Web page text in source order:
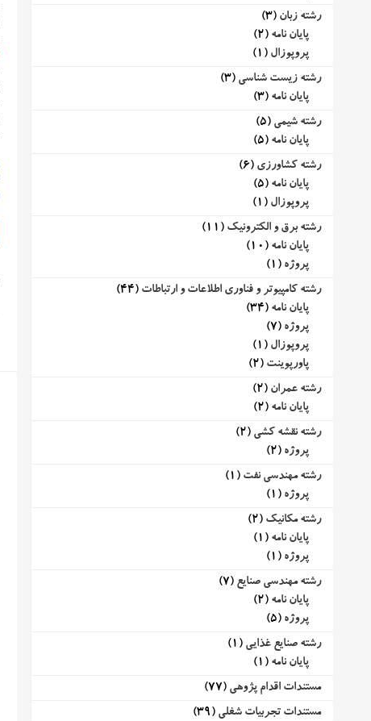
رشته زبان (3)
پایان نامه (2)
پروپوزال (1)
رشته زیست شناسی (3)
پایان نامه (3)
رشته شیمی (5)
پایان نامه (5)
رشته کشاورزی (6)
پایان نامه (5)
پروپوزال (1)
رشته برق و الکترونیک (11)
پایان نامه (10)
پروژه (1)
رشته کامپیوتر و فناوری اطلاعات و ارتباطات (44)
پایان نامه (34)
پروژه (7)
پروپوزال (1)
پاورپوینت (2)
رشته عمران (2)
پایان نامه (2)
رشته نقشه کشی (2)
پروژه (2)
رشته مهندسی نفت (1)
پروژه (1)
رشته مکانیک (2)
پایان نامه (1)
پروژه (1)
رشته مهندسی صنایع (7)
پایان نامه (2)
پروژه (5)
رشته صنایع غذایی (1)
پایان نامه (1)
مستندات اقدام پژوهی (77)
مستندات تجربیات شغلی (39)